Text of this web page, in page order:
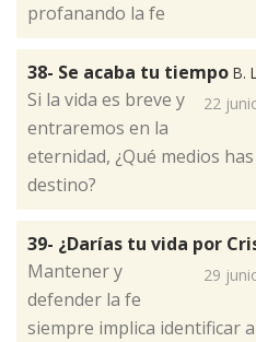
profanando la fe
38- Se acaba tu tiempo B.
22
Si la vida es breve y
entraremos en la
eternidad, ¿Qué medios
destino?
39- ¿Darías tu vida por
29
Mantener y
defender la fe
siempre implica identificar